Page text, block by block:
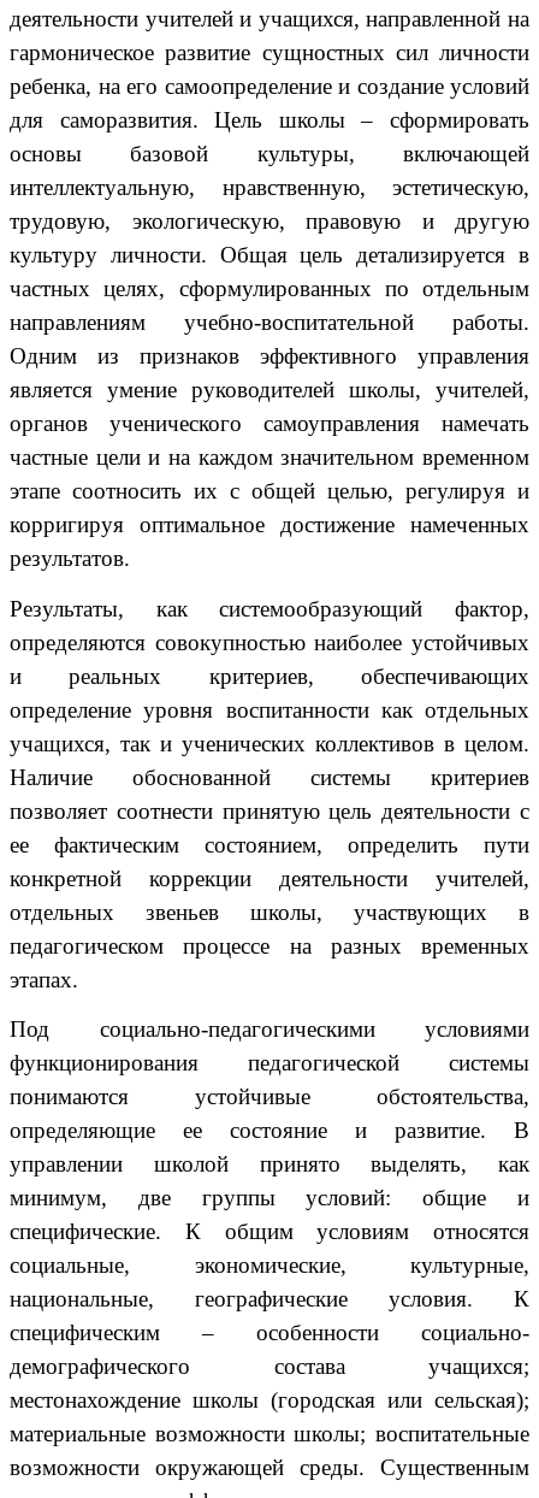
деятельности учителей и учащихся, направленной на
гармоническое развитие сущностных сил личности
ребенка, на его самоопределение и создание условий
для саморазвития. Цель школы – сформировать
основы базовой культуры, включающей
интеллектуальную, нравственную, эстетическую,
трудовую, экологическую, правовую и другую
культуру личности. Общая цель детализируется в
частных целях, сформулированных по отдельным
направлениям учебно-воспитательной работы.
Одним из признаков эффективного управления
является умение руководителей школы, учителей,
органов ученического самоуправления намечать
частные цели и на каждом значительном временном
этапе соотносить их с общей целью, регулируя и
корригируя оптимальное достижение намеченных
результатов.
Результаты, как системообразующий фактор,
определяются совокупностью наиболее устойчивых
и реальных критериев, обеспечивающих
определение уровня воспитанности как отдельных
учащихся, так и ученических коллективов в целом.
Наличие обоснованной системы критериев
позволяет соотнести принятую цель деятельности с
ее фактическим состоянием, определить пути
конкретной коррекции деятельности учителей,
отдельных звеньев школы, участвующих в
педагогическом процессе на разных временных
этапах.
Под социально-педагогическими условиями
функционирования педагогической системы
понимаются устойчивые обстоятельства,
определяющие ее состояние и развитие. В
управлении школой принято выделять, как
минимум, две группы условий: общие и
специфические. К общим условиям относятся
социальные, экономические, культурные,
национальные, географические условия. К
специфическим – особенности социально-
демографического состава учащихся;
местонахождение школы (городская или сельская);
материальные возможности школы; воспитательные
возможности окружающей среды. Существенным